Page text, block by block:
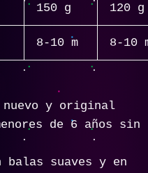
150 g 120 g
8-10 m 8-10
nuevo y original
de 6 años sin
balas suaves y en